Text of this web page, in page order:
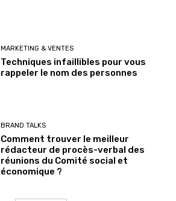
MARKETING & VENTES
Techniques infaillibles pour vous
rappeler le nom des personnes
BRAND TALKS
Comment trouver le meilleur
rédacteur de procès-verbal des
réunions du Comité social et
économique ?